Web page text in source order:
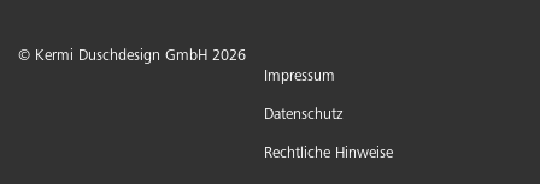
© Kermi Duschdesign GmbH 2026
Impressum
Datenschutz
Rechtliche Hinweise